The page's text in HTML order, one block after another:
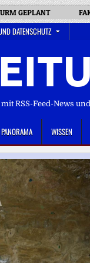
GEPLANT
DATENSCHUTZ
RSS-Feed-News
PANORAMA WISSEN